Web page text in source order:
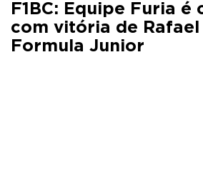
F1BC: Equipe Furia é
com vitória de Rafael
Formula Junior